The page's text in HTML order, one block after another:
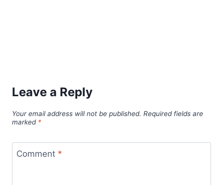
Leave a Reply
Your email address will not be published. Required fields are
marked *
Comment *